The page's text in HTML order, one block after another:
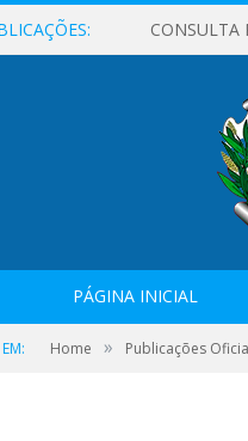
CONSULTA
PÁGINA INICIAL
Home » Publicações